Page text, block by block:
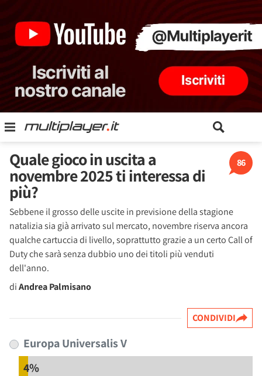
86
Quale gioco in uscita a
novembre 2025 ti interessa di
più?
Sebbene il grosso delle uscite in previsione della stagione
natalizia sia già arrivato sul mercato, novembre riserva ancora
qualche cartuccia di livello, soprattutto grazie a un certo Call of
Duty che sarà senza dubbio uno dei titoli più venduti
dell'anno.
diAndrea Palmisano
CONDIVIDI
Europa Universalis V
4%